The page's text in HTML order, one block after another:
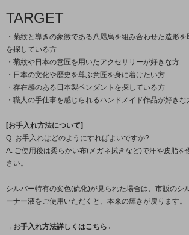
TARGET
・菊紋と導きの象徴である八咫烏を組み合わせた造形
を探している方
・菊紋や日本の意匠を用いたアクセサリーが好きな方
・日本の文化や歴史を尊ぶ意匠を身に着けたい方
・存在感のある日本製ペンダントを探している方
・職人の手仕事を感じられるハンドメイド作品が好きな
[お手入れ方法について]
Q. お手入れはどのようにすればよいですか?
A. ご使用後は柔らかい布(メガネ拭きなど)で汗や皮脂を
さい。
シルバー特有の変色(硫化)が見られた場合は、市販のシ
ーナー液をご使用いただくと、本来の輝きが戻ります。
→お手入れ方法詳しくはこちら←